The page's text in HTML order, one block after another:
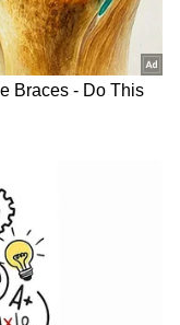
ರಾಯರ
ಸೋಶಿಯಲ್
ನೋಡಿ ನಟಿಯರ